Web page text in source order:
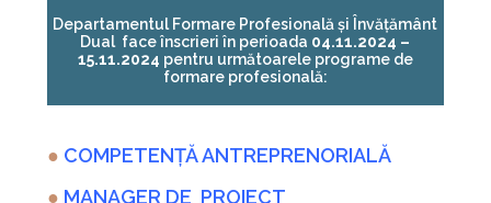
Departamentul Formare Profesională și Învățământ
Dual face înscrieri în perioada 04.11.2024 –
15.11.2024 pentru următoarele programe de
formare profesională:
● COMPETENȚĂ ANTREPRENORIALĂ
● MANAGER DE PROIECT